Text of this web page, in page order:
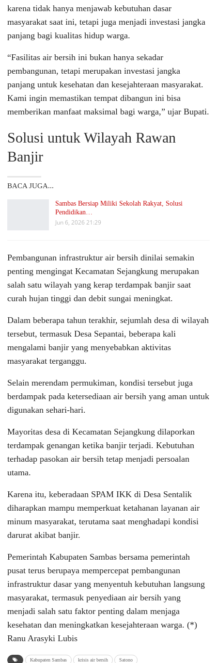
karena tidak hanya menjawab kebutuhan dasar
masyarakat saat ini, tetapi juga menjadi investasi jangka
panjang bagi kualitas hidup warga.
“Fasilitas air bersih ini bukan hanya sekadar
pembangunan, tetapi merupakan investasi jangka
panjang untuk kesehatan dan kesejahteraan masyarakat.
Kami ingin memastikan tempat dibangun ini bisa
memberikan manfaat maksimal bagi warga,” ujar Bupati.
Solusi untuk Wilayah Rawan
Banjir
BACA JUGA...
Sambas Bersiap Miliki Sekolah Rakyat, Solusi
Pendidikan…
Jun 6, 2026 21:29
Pembangunan infrastruktur air bersih dinilai semakin
penting mengingat Kecamatan Sejangkung merupakan
salah satu wilayah yang kerap terdampak banjir saat
curah hujan tinggi dan debit sungai meningkat.
Dalam beberapa tahun terakhir, sejumlah desa di wilayah
tersebut, termasuk Desa Sepantai, beberapa kali
mengalami banjir yang menyebabkan aktivitas
masyarakat terganggu.
Selain merendam permukiman, kondisi tersebut juga
berdampak pada ketersediaan air bersih yang aman untuk
digunakan sehari-hari.
Mayoritas desa di Kecamatan Sejangkung dilaporkan
terdampak genangan ketika banjir terjadi. Kebutuhan
terhadap pasokan air bersih tetap menjadi persoalan
utama.
Karena itu, keberadaan SPAM IKK di Desa Sentalik
diharapkan mampu memperkuat ketahanan layanan air
minum masyarakat, terutama saat menghadapi kondisi
darurat akibat banjir.
Pemerintah Kabupaten Sambas bersama pemerintah
pusat terus berupaya mempercepat pembangunan
infrastruktur dasar yang menyentuh kebutuhan langsung
masyarakat, termasuk penyediaan air bersih yang
menjadi salah satu faktor penting dalam menjaga
kesehatan dan meningkatkan kesejahteraan warga. (*)
Ranu Arasyki Lubis
Kabupaten Sambas krisis air bersih Satono